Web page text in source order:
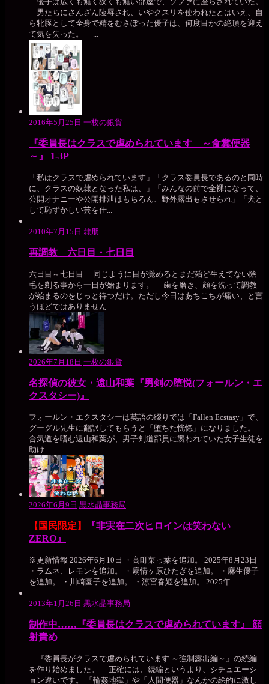
男たちにさんざん陵辱され、いやクスリを使われたとはいえ、自
ら牝豚として全身で精をむさぼった優子は、何度目かの絶頂を迎え
て気を失った。 ...
2016年5月25日 一枚の銀貨
『委員長はクラスで虐められています ～食糞便器
～』 1-3P
「私はクラスで虐められています」「クラス委員長であるのと同時
に、クラスの奴隷となった私は、」「みんなの前で全裸になって、
公開オナニーや公開排泄はもちろん、野外露出もさせられ」「犬と
して恥ずかしい芸を仕...
2010年7月15日 隷朋
再調教 六日目・七日目
六日目～七日目 同じように目が覚めるとまだ殆ど生えてない陰
毛を剃る事から一日が始まります。 歯を磨き、顔を洗って調教
が始まるのをじっと待つだけ。ただし今日はあちこちが痛い、と言
うほどではありません...
2026年7月18日 一枚の銀貨
名探偵の彼女・遠山和葉『男剣の堕悦(フォールン・エ
クスタシー)』
フォールン・エクスタシーは英語の綴りでは「Fallen Ecstasy」で、
グーグル先生に翻訳してもらうと「堕ちた恍惚」になりました。
合気道を嗜む遠山和葉が、男子剣道部員に襲われていた女子生徒を
助け...
2026年6月9日 黒水晶事務局
【国民限定】
『非実在二次ヒロインは笑わない
ZERO』
※更新情報 2026年6月10日 ・高町菜っ葉を追加。 2025年8月23日
・ラムネ、レモンを追加。 ・扇情ヶ原ひたぎを追加。 ・麻生優子
を追加。 ・川崎園子を追加。 ・涼宮春姫を追加。 2025年...
2013年1月26日 黒水晶事務局
制作中……『委員長はクラスで虐められています』 顔
射責め
『委員長がクラスで虐められています ～強制露出編～』の続編
を作り始めました。 正確には、続編というより、シチュエーシ
ョン違いです。 「輪姦地獄」や「人間便器」なんかの絵的に激し